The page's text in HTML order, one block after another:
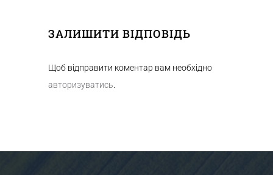
ЗАЛИШИТИ ВІДПОВІДЬ
Щоб відправити коментар вам необхідно
авторизуватись